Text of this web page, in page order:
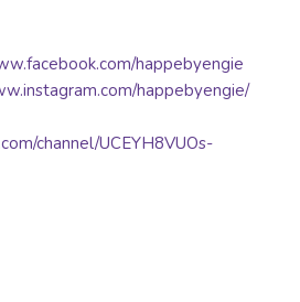
happebyengie
happebyengie/
channel/UCEYH8VUOs-